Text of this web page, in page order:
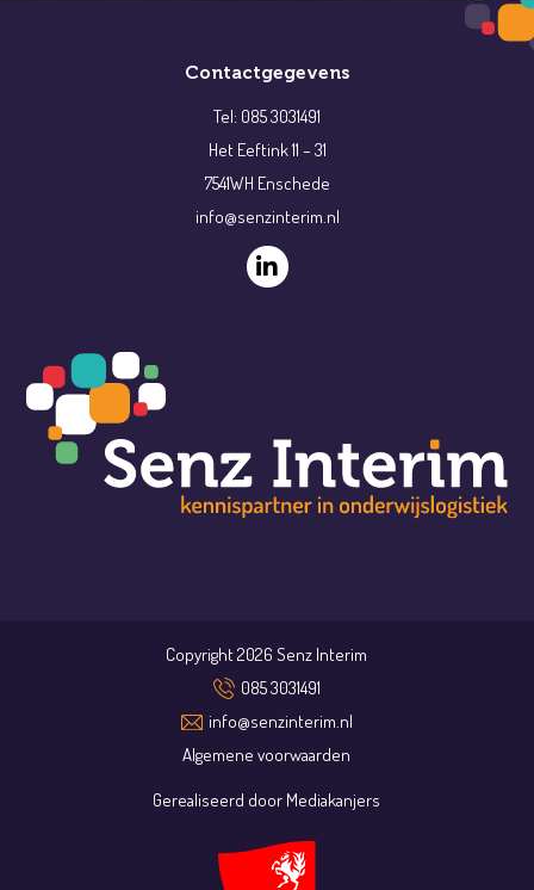
Contactgegevens
Tel: 085 3031491
Het Eeftink 11 – 31
7541WH Enschede
info@senzinterim.nl
Copyright 2026 Senz Interim
085 3031491
info@senzinterim.nl
Algemene voorwaarden
Gerealiseerd door Mediakanjers